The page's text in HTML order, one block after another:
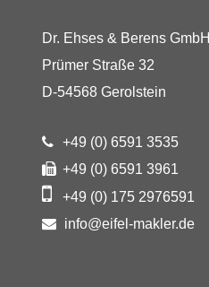
Dr. Ehses & Berens GmbH
Prümer Straße 32
D-54568 Gerolstein
+49 (0) 6591 3535
+49 (0) 6591 3961
+49 (0) 175 2976591
info@eifel-makler.de